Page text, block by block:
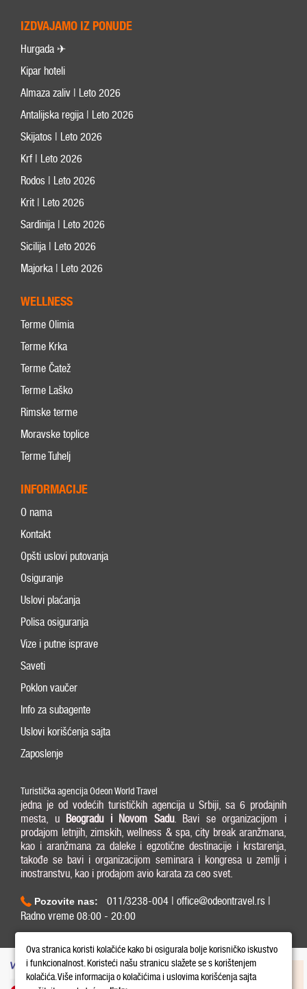
IZDVAJAMO IZ PONUDE
Hurgada ✈
Kipar hoteli
Almaza zaliv | Leto 2026
Antalijska regija | Leto 2026
Skijatos | Leto 2026
Krf | Leto 2026
Rodos | Leto 2026
Krit | Leto 2026
Sardinija | Leto 2026
Sicilija | Leto 2026
Majorka | Leto 2026
WELLNESS
Terme Olimia
Terme Krka
Terme Čatež
Terme Laško
Rimske terme
Moravske toplice
Terme Tuhelj
INFORMACIJE
O nama
Kontakt
Opšti uslovi putovanja
Osiguranje
Uslovi plaćanja
Polisa osiguranja
Vize i putne isprave
Saveti
Poklon vaučer
Info za subagente
Uslovi korišćenja sajta
Zaposlenje
Turistička agencija Odeon World Travel
jedna je od vodećih turističkih agencija u Srbiji, sa 6 prodajnih
mesta, u Beogradu i Novom Sadu. Bavi se organizacijom i
prodajom letnjih, zimskih, wellness & spa, city break aranžmana,
kao i aranžmana za daleke i egzotične destinacije i krstarenja,
takođe se bavi i organizacijom seminara i kongresa u zemlji i
inostranstvu, kao i prodajom avio karata za ceo svet.
Pozovite nas:
011/3238-004 | office@odeontravel.rs |
Radno vreme 08:00 - 20:00
Ova stranica koristi kolačiće kako bi osigurala bolje korisničko iskustvo
i funkcionalnost. Koristeći našu stranicu slažete se s korištenjem
kolačića. Više informacija o kolačićima i uslovima korišćenja sajta